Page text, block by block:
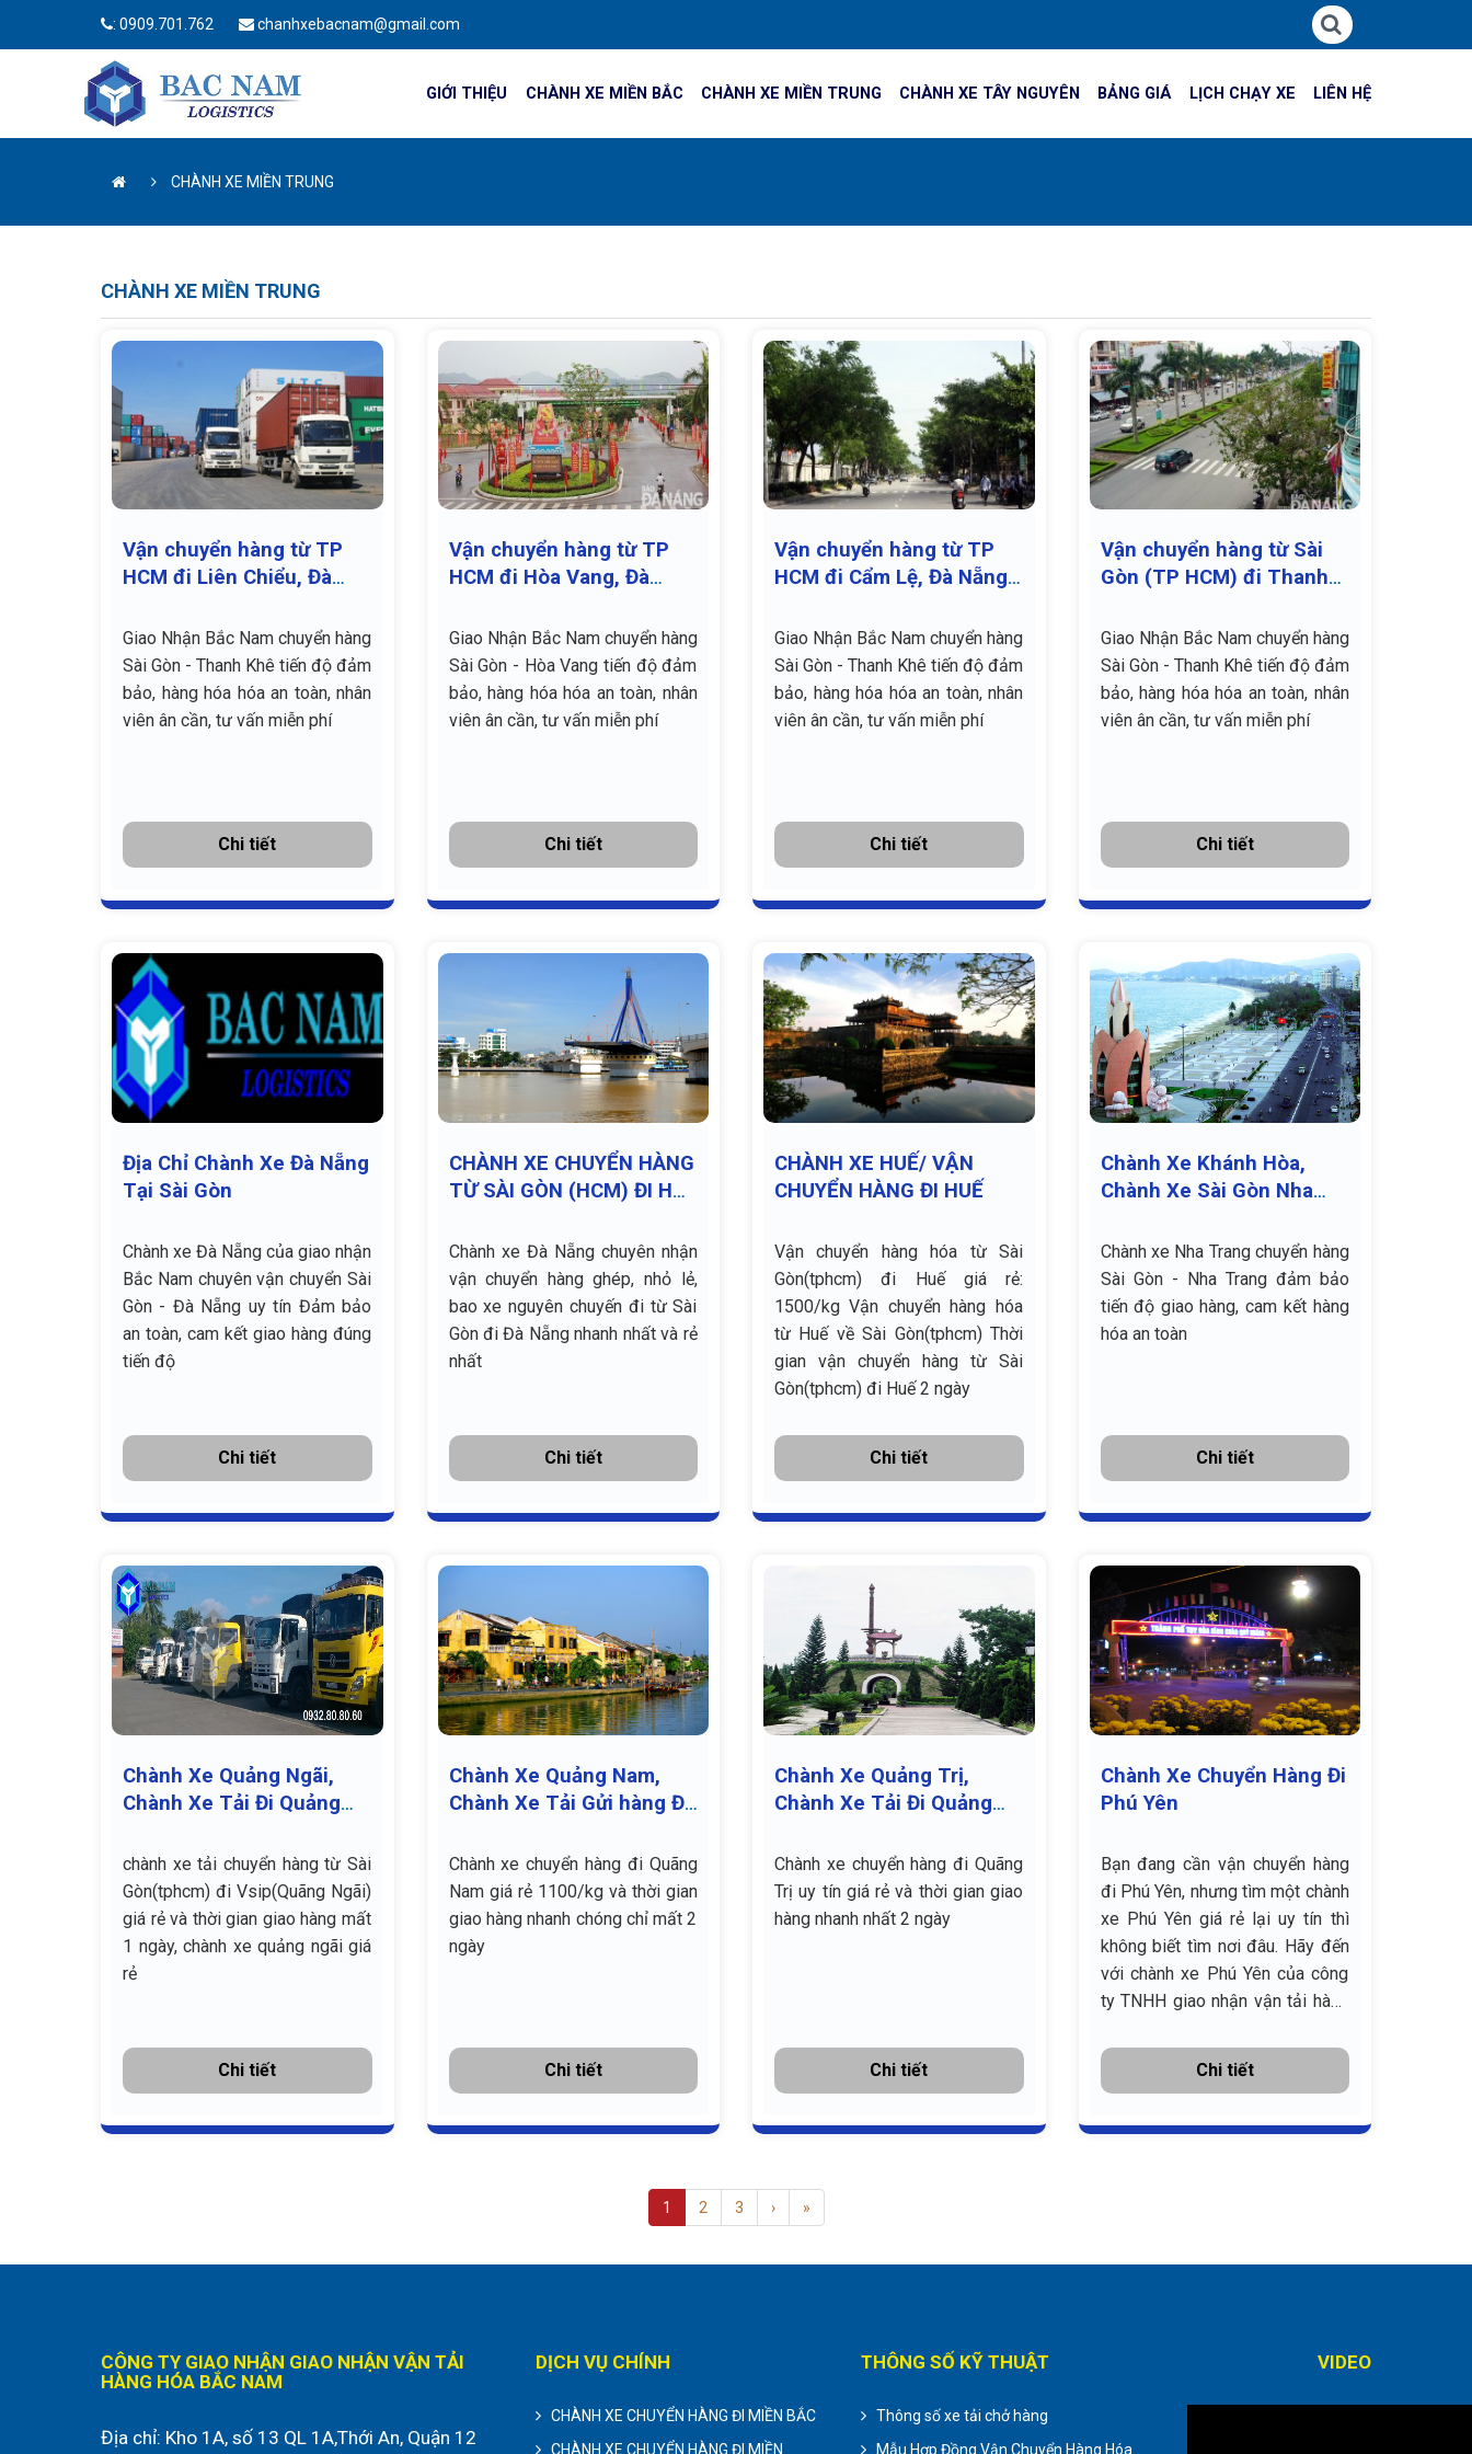
: 0909.701.762 chanhxebacnam@gmail.com
GIỚI THIỆU CHÀNH XE MIỀN BẮC CHÀNH XE MIỀN TRUNG CHÀNH XE TÂY NGUYÊN BẢNG GIÁ LỊCH CHẠY XE LIÊN HỆ
CHÀNH XE MIỀN TRUNG
CHÀNH XE MIỀN TRUNG
Vận chuyển hàng từ TP
HCM đi Liên Chiểu, Đà
Giao Nhận Bắc Nam chuyển hàng
Sài Gòn - Thanh Khê tiến độ đảm
bảo, hàng hóa hóa an toàn, nhân
viên ân cần, tư vấn miễn phí
Chi tiết
Vận chuyển hàng từ TP
HCM đi Hòa Vang, Đà
Giao Nhận Bắc Nam chuyển hàng
Sài Gòn - Hòa Vang tiến độ đảm
bảo, hàng hóa hóa an toàn, nhân
viên ân cần, tư vấn miễn phí
Chi tiết
Vận chuyển hàng từ TP
HCM đi Cẩm Lệ, Đà Nẵng
Giao Nhận Bắc Nam chuyển hàng
Sài Gòn - Thanh Khê tiến độ đảm
bảo, hàng hóa hóa an toàn, nhân
viên ân cần, tư vấn miễn phí
Chi tiết
Vận chuyển hàng từ Sài
Gòn (TP HCM) đi Thanh
Giao Nhận Bắc Nam chuyển hàng
Sài Gòn - Thanh Khê tiến độ đảm
bảo, hàng hóa hóa an toàn, nhân
viên ân cần, tư vấn miễn phí
Chi tiết
Địa Chỉ Chành Xe Đà Nẵng
Tại Sài Gòn
Chành xe Đà Nẵng của giao nhận
Bắc Nam chuyên vận chuyển Sài
Gòn - Đà Nẵng uy tín Đảm bảo
an toàn, cam kết giao hàng đúng
tiến độ
Chi tiết
CHÀNH XE CHUYỂN HÀNG
TỪ SÀI GÒN (HCM) ĐI HẢI
Chành xe Đà Nẵng chuyên nhận
vận chuyển hàng ghép, nhỏ lẻ,
bao xe nguyên chuyến đi từ Sài
Gòn đi Đà Nẵng nhanh nhất và rẻ
nhất
Chi tiết
CHÀNH XE HUẾ/ VẬN
CHUYỂN HÀNG ĐI HUẾ
Vận chuyển hàng hóa từ Sài
Gòn(tphcm) đi Huế giá rẻ:
1500/kg Vận chuyển hàng hóa
từ Huế về Sài Gòn(tphcm) Thời
gian vận chuyển hàng từ Sài
Gòn(tphcm) đi Huế 2 ngày
Chi tiết
Chành Xe Khánh Hòa,
Chành Xe Sài Gòn Nha
Chành xe Nha Trang chuyển hàng
Sài Gòn - Nha Trang đảm bảo
tiến độ giao hàng, cam kết hàng
hóa an toàn
Chi tiết
Chành Xe Quảng Ngãi,
Chành Xe Tải Đi Quảng
chành xe tải chuyển hàng từ Sài
Gòn(tphcm) đi Vsip(Quãng Ngãi)
giá rẻ và thời gian giao hàng mất
1 ngày, chành xe quảng ngãi giá
rẻ
Chi tiết
Chành Xe Quảng Nam,
Chành Xe Tải Gửi hàng Đi
Chành xe chuyển hàng đi Quãng
Nam giá rẻ 1100/kg và thời gian
giao hàng nhanh chóng chỉ mất 2
ngày
Chi tiết
Chành Xe Quảng Trị,
Chành Xe Tải Đi Quảng
Chành xe chuyển hàng đi Quãng
Trị uy tín giá rẻ và thời gian giao
hàng nhanh nhất 2 ngày
Chi tiết
Chành Xe Chuyển Hàng Đi
Phú Yên
Bạn đang cần vận chuyển hàng
đi Phú Yên, nhưng tìm một chành
xe Phú Yên giá rẻ lại uy tín thì
không biết tìm nơi đâu. Hãy đến
với chành xe Phú Yên của công
ty TNHH giao nhận vận tải hàng
Chi tiết
1 2 3 › »
CÔNG TY GIAO NHẬN GIAO NHẬN VẬN TẢI
HÀNG HÓA BẮC NAM
Địa chỉ: Kho 1A, số 13 QL 1A,Thới An, Quận 12
DỊCH VỤ CHÍNH
CHÀNH XE CHUYỂN HÀNG ĐI MIỀN BẮC
CHÀNH XE CHUYỂN HÀNG ĐI MIỀN
THÔNG SỐ KỸ THUẬT
Thông số xe tải chở hàng
Mẫu Hợp Đồng Vận Chuyển Hàng Hóa
VIDEO